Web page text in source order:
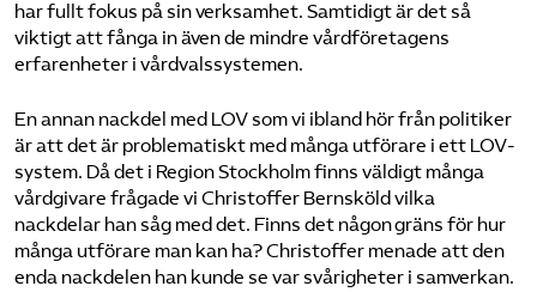
har fullt fokus på sin verksamhet. Samtidigt är det så
viktigt att fånga in även de mindre vårdföretagens
erfarenheter i vårdvalssystemen.
En annan nackdel med LOV som vi ibland hör från politiker
är att det är problematiskt med många utförare i ett LOV-
system. Då det i Region Stockholm finns väldigt många
vårdgivare frågade vi Christoffer Bernsköld vilka
nackdelar han såg med det. Finns det någon gräns för hur
många utförare man kan ha? Christoffer menade att den
enda nackdelen han kunde se var svårigheter i samverkan.